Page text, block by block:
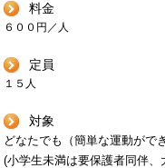
料金
６００円／人
定員
１５人
対象
どなたでも（簡単な運動がで
(小学生未満は要保護者同伴